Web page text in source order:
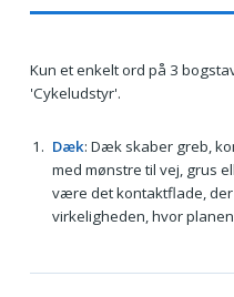
Kun et enkelt ord på 3
'Cykeludstyr'.
Dæk: Dæk skaber greb,
med mønstre til vej, grus
være det kontaktflade,
virkeligheden, hvor